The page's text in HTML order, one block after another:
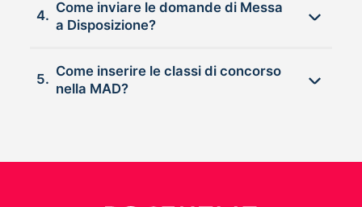
4.
Come inviare le domande di Messa
a Disposizione?
5.
Come inserire le classi di concorso
nella MAD?